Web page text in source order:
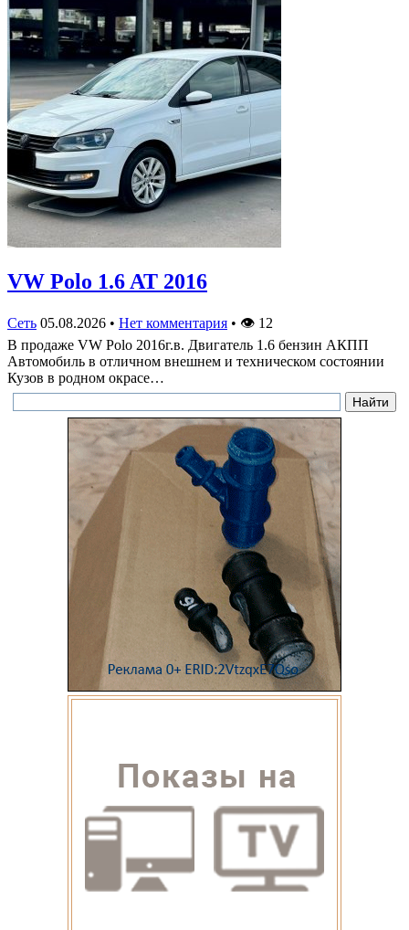
VW Polo 1.6 AT 2016
Сеть 05.08.2026 • Нет комментария • 👁 12
В продаже VW Polo 2016г.в. Двигатель 1.6 бензин АКПП
Автомобиль в отличном внешнем и техническом состоянии
Кузов в родном окрасе…